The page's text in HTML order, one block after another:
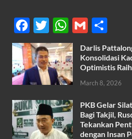
F
ac
e
b
o
o
k
T
w
itt
er
W
h
at
s
A
p
p
G
m
ail
h
ar
e
Darlis
Konsolidasi
Optimistis
March 8, 2026
PKB Gelar
Bagi Takjil,
Tekankan
dengan Insan